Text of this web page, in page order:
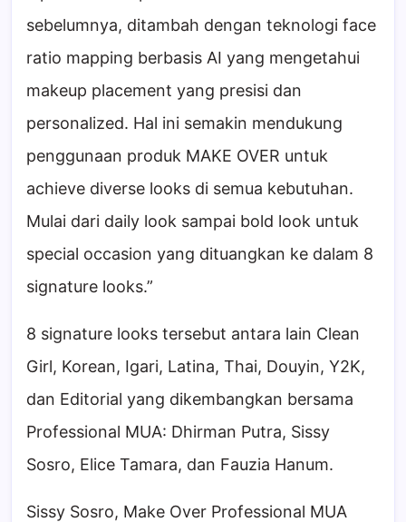
sebelumnya, ditambah dengan teknologi face
ratio mapping berbasis AI yang mengetahui
makeup placement yang presisi dan
personalized. Hal ini semakin mendukung
penggunaan produk MAKE OVER untuk
achieve diverse looks di semua kebutuhan.
Mulai dari daily look sampai bold look untuk
special occasion yang dituangkan ke dalam 8
signature looks.”
8 signature looks tersebut antara lain Clean
Girl, Korean, Igari, Latina, Thai, Douyin, Y2K,
dan Editorial yang dikembangkan bersama
Professional MUA: Dhirman Putra, Sissy
Sosro, Elice Tamara, dan Fauzia Hanum.
Sissy Sosro, Make Over Professional MUA